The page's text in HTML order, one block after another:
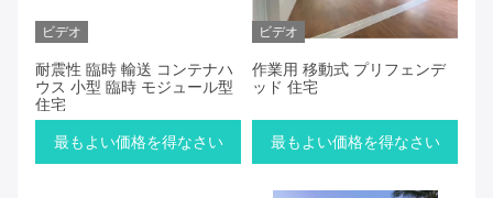
ビデオ
耐震性 臨時 輸送 コンテナハ
ウス 小型 臨時 モジュール型
住宅
最もよい価格を得なさい
ビデオ
作業用 移動式 プリフェンデ
ッド 住宅
最もよい価格を得なさい